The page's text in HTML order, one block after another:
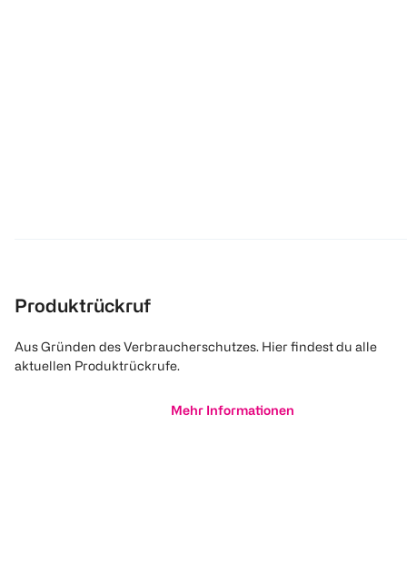
Produktrückruf
Aus Gründen des Verbraucherschutzes. Hier findest du alle
aktuellen Produktrückrufe.
Mehr Informationen